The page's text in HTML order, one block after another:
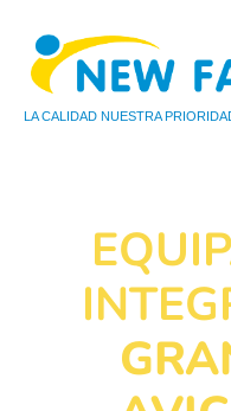
LA CALIDAD NUESTRA